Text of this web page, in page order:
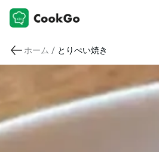
ホーム / とりぺい焼き